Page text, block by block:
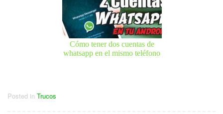
Cómo tener dos cuentas de
whatsapp en el mismo teléfono
Posted in Trucos